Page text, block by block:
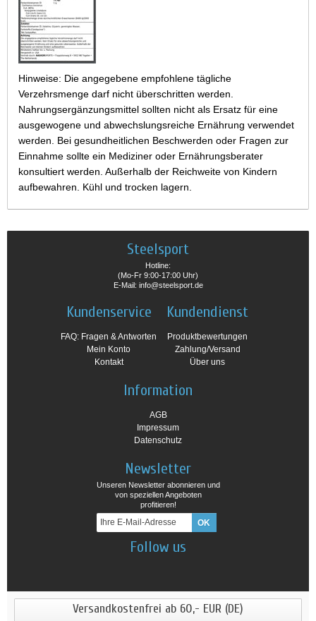
Hinweise: Die angegebene empfohlene tägliche
Verzehrsmenge darf nicht überschritten werden.
Nahrungsergänzungsmittel sollten nicht als Ersatz für eine
ausgewogene und abwechslungsreiche Ernährung verwendet
werden. Bei gesundheitlichen Beschwerden oder Fragen zur
Einnahme sollte ein Mediziner oder Ernährungsberater
konsultiert werden. Außerhalb der Reichweite von Kindern
aufbewahren. Kühl und trocken lagern.
Steelsport
Hotline:
(Mo-Fr 9:00-17:00 Uhr)
E-Mail: info@steelsport.de
Kundenservice
FAQ: Fragen & Antworten
Mein Konto
Kontakt
Kundendienst
Produktbewertungen
Zahlung/Versand
Über uns
Information
AGB
Impressum
Datenschutz
Newsletter
Unseren Newsletter abonnieren und
von speziellen Angeboten
profitieren!
Follow us
Versandkostenfrei ab 60,- EUR (DE)